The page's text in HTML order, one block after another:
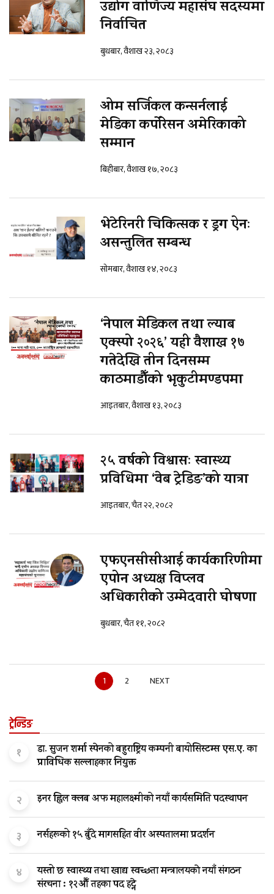
उद्योग वाणिज्य महासंघ सदस्यमा
निर्वाचित
बुधबार, वैशाख २३, २०८३
ओम सर्जिकल कन्सर्नलाई
मेडिका कर्पोरेसन अमेरिकाको
सम्मान
बिहीबार, वैशाख १७, २०८३
भेटेरिनरी चिकित्सक र ड्रग ऐनः
असन्तुलित सम्बन्ध
सोमबार, वैशाख १४, २०८३
‘नेपाल मेडिकल तथा ल्याब
एक्स्पो २०२६’ यही वैशाख १७
गतेदेखि तीन दिनसम्म
काठमाडौँको भृकुटीमण्डपमा
आइतबार, वैशाख १३, २०८३
२५ वर्षको विश्वासः स्वास्थ्य
प्रविधिमा ‘वेब ट्रेडिङ’को यात्रा
आइतबार, चैत २२, २०८२
एफएनसीसीआई कार्यकारिणीमा
एपोन अध्यक्ष विप्लव
अधिकारीको उम्मेदवारी घोषणा
बुधबार, चैत ११, २०८२
1 2 NEXT
ट्रेन्डिङ
१
डा. सुजन शर्मा स्पेनको बहुराष्ट्रिय कम्पनी बायोसिस्टम्स एस.ए. का
प्राविधिक सल्लाहकार नियुक्त
२ इनर ह्विल क्लब अफ महालक्ष्मीको नयाँ कार्यसमिति पदस्थापन
३ नर्सहरूको १५ बुँदे मागसहित वीर अस्पतालमा प्रदर्शन
४
यस्तो छ स्वास्थ्य तथा खाद्य स्वच्छता मन्त्रालयकाे नयाँ संगठन
संरचना : १२औँ तहका पद हट्ने